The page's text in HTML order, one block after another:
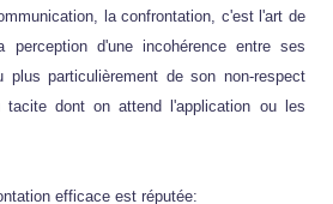
la confrontation, c'est l'art de
perception d'une incohérence entre ses
particulièrement de son non-respect
tacite dont on attend l'application ou les
efficace est réputée: